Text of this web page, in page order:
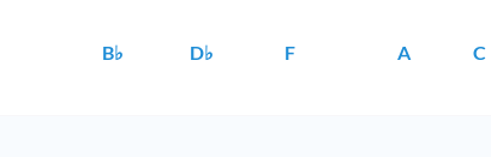
B♭ D♭ F A C